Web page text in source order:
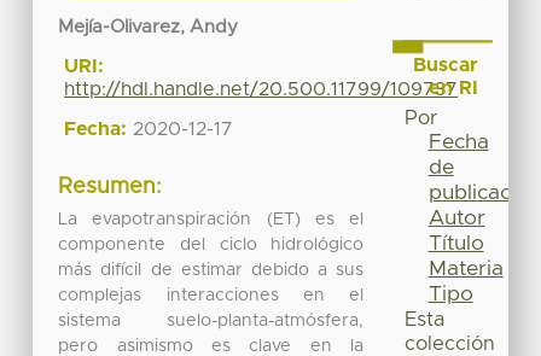
Mejía-Olivarez, Andy
URI:
http://hdl.handle.net/20.500.11799/109737
Fecha: 2020-12-17
Resumen:
La evapotranspiración (ET) es el
componente del ciclo hidrológico
más difícil de estimar debido a sus
complejas interacciones en el
sistema suelo-planta-atmósfera,
pero asimismo es clave en la
Buscar
en RI
Por
Fecha
de
publicación
Autor
Título
Materia
Tipo
Esta
colección